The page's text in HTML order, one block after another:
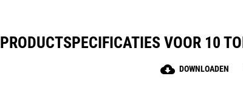
PRODUCTSPECIFICATIES VOOR 10
cloud_download DOWNLOADEN